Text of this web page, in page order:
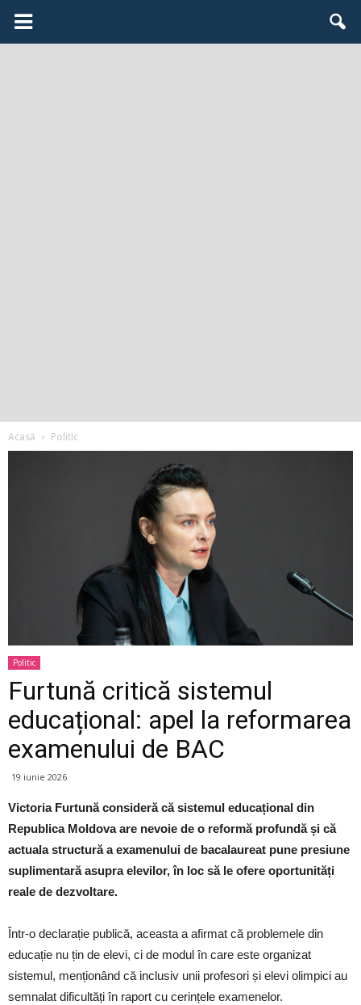
Acasă Politic
Politic
Furtună critică sistemul
educațional: apel la reformarea
examenului de BAC
19 iunie 2026
Victoria Furtună consideră că sistemul educațional din
Republica Moldova are nevoie de o reformă profundă și că
actuala structură a examenului de bacalaureat pune presiune
suplimentară asupra elevilor, în loc să le ofere oportunități
reale de dezvoltare.
Într-o declarație publică, aceasta a afirmat că problemele din
educație nu țin de elevi, ci de modul în care este organizat
sistemul, menționând că inclusiv unii profesori și elevi olimpici au
semnalat dificultăți în raport cu cerințele examenelor.